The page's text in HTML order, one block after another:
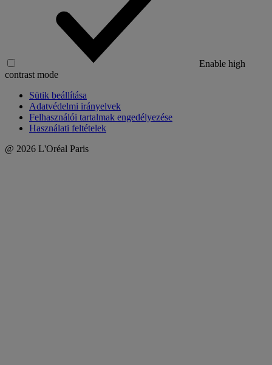
Enable high
contrast mode
Sütik beállítása
Adatvédelmi irányelvek
Felhasználói tartalmak engedélyezése
Használati feltételek
@ 2026 L'Oréal Paris